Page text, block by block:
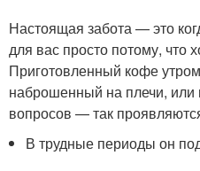
Настоящая забота — это
для вас просто потому, что
Приготовленный кофе
наброшенный на плечи,
вопросов — так
В трудные периоды он